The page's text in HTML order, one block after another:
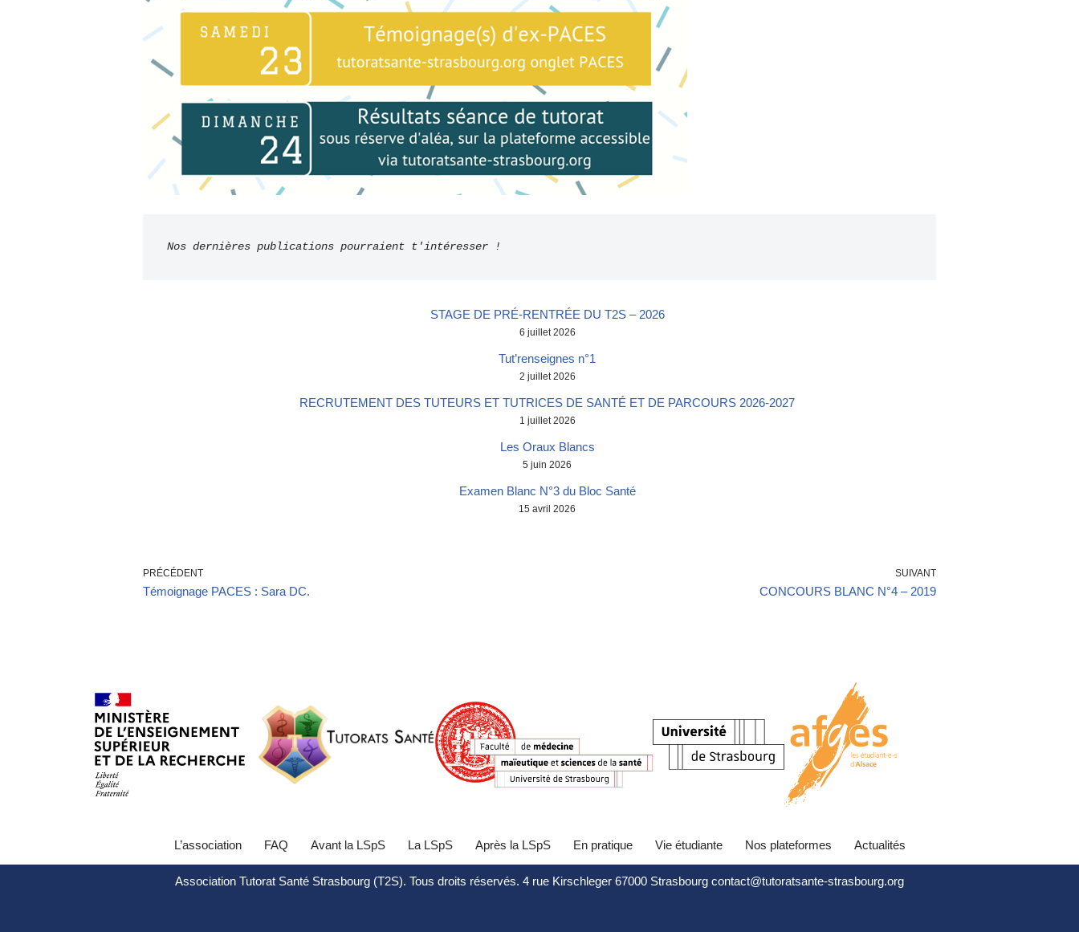
Nos dernières publications pourraient t'intéresser !
STAGE DE PRÉ-RENTRÉE DU T2S – 2026
6 juillet 2026
Tut’renseignes n°1
2 juillet 2026
RECRUTEMENT DES TUTEURS ET TUTRICES DE SANTÉ ET DE PARCOURS 2026-2027
1 juillet 2026
Les Oraux Blancs
5 juin 2026
Examen Blanc N°3 du Bloc Santé
15 avril 2026
PRÉCÉDENT
Témoignage PACES : Sara DC.
SUIVANT
CONCOURS BLANC N°4 – 2019
L’association FAQ Avant la LSpS La LSpS Après la LSpS En pratique Vie étudiante Nos plateformes Actualités
Association Tutorat Santé Strasbourg (T2S). Tous droits réservés. 4 rue Kirschleger 67000 Strasbourg contact@tutoratsante-strasbourg.org